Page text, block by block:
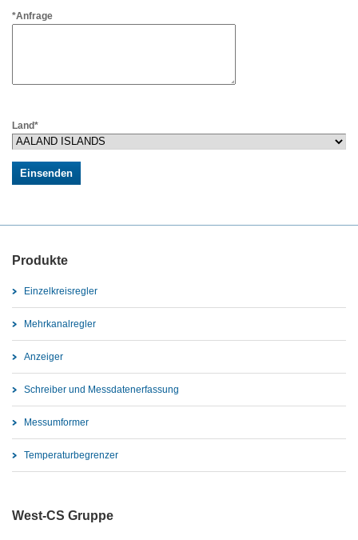
*Anfrage
Land*
Produkte
Einzelkreisregler
Mehrkanalregler
Anzeiger
Schreiber und Messdatenerfassung
Messumformer
Temperaturbegrenzer
West-CS Gruppe